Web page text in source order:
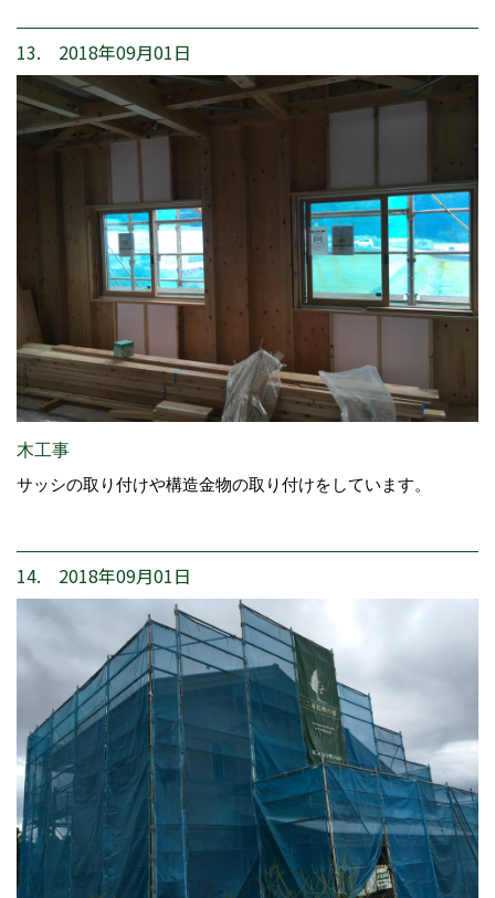
13. 2018年09月01日
木工事
サッシの取り付けや構造金物の取り付けをしています。
14. 2018年09月01日